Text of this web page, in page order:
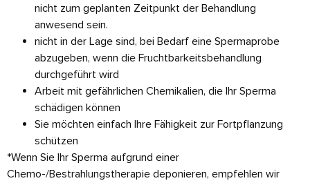
nicht zum geplanten Zeitpunkt der Behandlung
anwesend sein.
nicht in der Lage sind, bei Bedarf eine Spermaprobe
abzugeben, wenn die Fruchtbarkeitsbehandlung
durchgeführt wird
Arbeit mit gefährlichen Chemikalien, die Ihr Sperma
schädigen können
Sie möchten einfach Ihre Fähigkeit zur Fortpflanzung
schützen
*Wenn Sie Ihr Sperma aufgrund einer
Chemo-/Bestrahlungstherapie deponieren, empfehlen wir